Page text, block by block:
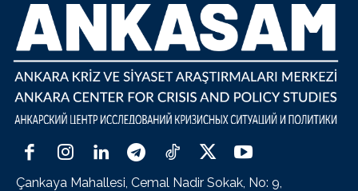
Çankaya Mahallesi, Cemal Nadir Sokak, No: 9,